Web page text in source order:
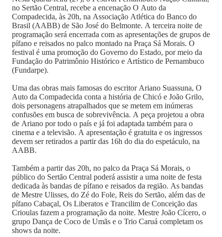
no Sertão Central, recebe a encenação O Auto da
Compadecida, às 20h, na Associação Atlética do Banco do
Brasil (AABB) de São José do Belmonte. A terceira noite de
programação será encerrada com as apresentações de grupos de
pífano e reisados no palco montado na Praça Sá Morais. O
festival é uma promoção do Governo do Estado, por meio da
Fundação do Patrimônio Histórico e Artístico de Pernambuco
(Fundarpe).
Uma das obras mais famosas do escritor Ariano Suassuna, O
Auto da Compadecida conta a história de Chicó e João Grilo,
dois personagens atrapalhados que se metem em inúmeras
confusões em busca de sobrevivência. A peça projetou a obra
de Ariano por todo o país e já foi adaptada também para o
cinema e a televisão. A apresentação é gratuita e os ingressos
devem ser retirados a partir das 16h do dia do espetáculo, na
AABB.
Também a partir das 20h, no palco da Praça Sá Morais, o
público do Sertão Central poderá assistir a uma noite de festa
dedicada às bandas de pífano e reisados da região. As bandas
de Mestre Ulisses, do Zé do Fole, Reis do Sertão, além das de
pífano Cabaçal, Os Liberatos e Trancilim de Conceição das
Crioulas fazem a programação da noite. Mestre João Cícero, o
grupo Dança de Coco de Umãs e o Trio Caruá completam os
shows da noite.